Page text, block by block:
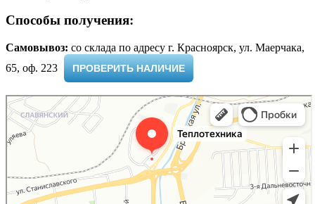
Способы получения:
Самовывоз: cо склада по адресу г. Красноярск, ул. Маерчака,
65, оф. 223 ​
ПРОВЕРИТЬ НАЛИЧИЕ